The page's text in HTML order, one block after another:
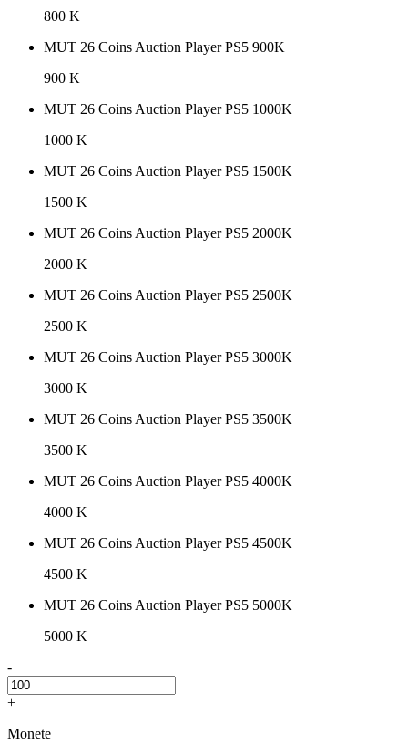
800 K
MUT 26 Coins Auction Player PS5 900K
900 K
MUT 26 Coins Auction Player PS5 1000K
1000 K
MUT 26 Coins Auction Player PS5 1500K
1500 K
MUT 26 Coins Auction Player PS5 2000K
2000 K
MUT 26 Coins Auction Player PS5 2500K
2500 K
MUT 26 Coins Auction Player PS5 3000K
3000 K
MUT 26 Coins Auction Player PS5 3500K
3500 K
MUT 26 Coins Auction Player PS5 4000K
4000 K
MUT 26 Coins Auction Player PS5 4500K
4500 K
MUT 26 Coins Auction Player PS5 5000K
5000 K
-
+
Monete